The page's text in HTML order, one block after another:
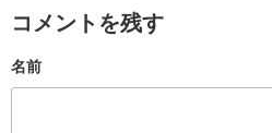
コメントを残す
名前